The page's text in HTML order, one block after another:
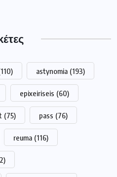
astynomia (193)
epixeiriseis (60)
(75) pass (76)
reuma (116)